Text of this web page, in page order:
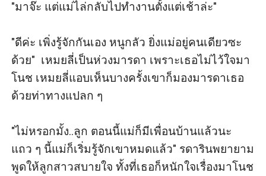
"มาจ๊ะ แต่แม่ไล่กลับไปทำงานตั้งแต่เช้าล่ะ"
"ดีค่ะ เพิ่งรู้จักกันเอง หนูกลัว ยิ่งแม่อยู่คนเดียวซะ
ด้วย"  เหมยลี่เป็นห่วงมารดา เพราะเธอไม่ไว้ใจมา
โนช เหมยลี่แอบเห็นบางครั้งเขาก็มองมารดาเธอ
ด้วยท่าทางแปลก ๆ
"ไม่หรอกมั้ง..ลูก ตอนนี้แม่ก็มีเพื่อนบ้านแล้วนะ
แถว ๆ นี้แม่ก็เริ่มรู้จักเขาหมดแล้ว" รดารินพยายาม
พูดให้ลูกสาวสบายใจ ทั้งที่เธอก็หนักใจเรื่องมาโนช